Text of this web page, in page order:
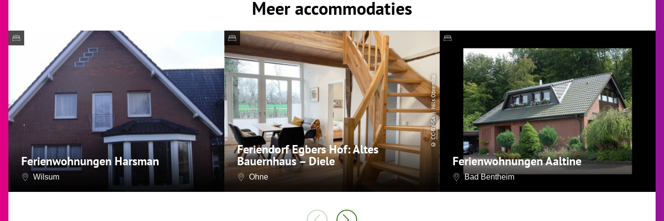
Meer accommodaties
Ferienwohnungen Harsman
Wilsum
Feriendorf Egbers Hof: Altes
Bauernhaus – Diele
Ohne
©
CC-BY-SA
| Nils Obremba
Ferienwohnungen Aaltine
Bad Bentheim